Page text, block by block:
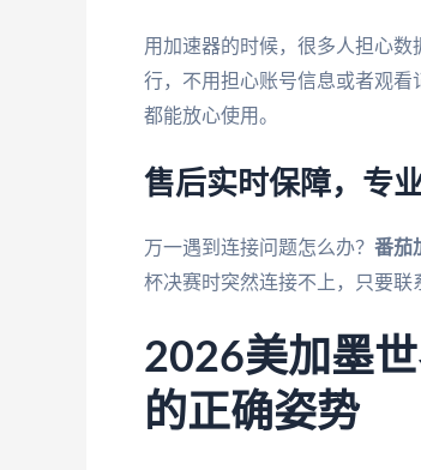
用加速器的时候，很多人担心数
行，不用担心账号信息或者观看
都能放心使用。
售后实时保障，专
万一遇到连接问题怎么办？ 番茄
杯决赛时突然连接不上，只要联
2026美加墨
的正确姿势